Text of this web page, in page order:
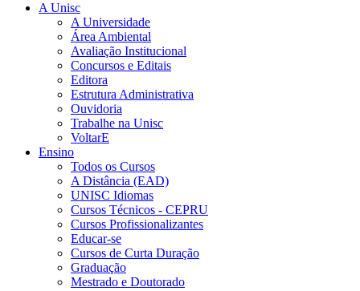
A Unisc
A Universidade
Área Ambiental
Avaliação Institucional
Concursos e Editais
Editora
Estrutura Administrativa
Ouvidoria
Trabalhe na Unisc
VoltarE
Ensino
Todos os Cursos
A Distância (EAD)
UNISC Idiomas
Cursos Técnicos - CEPRU
Cursos Profissionalizantes
Educar-se
Cursos de Curta Duração
Graduação
Mestrado e Doutorado